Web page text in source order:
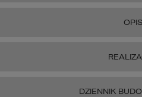
OPIS
DZIENNIK